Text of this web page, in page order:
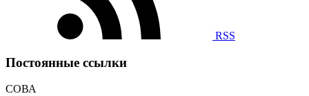
RSS
Постоянные ссылки
СОВА